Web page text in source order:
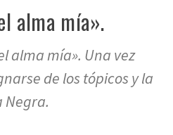
alma mía».
alma mía». Una vez
de los tópicos y la
Negra.